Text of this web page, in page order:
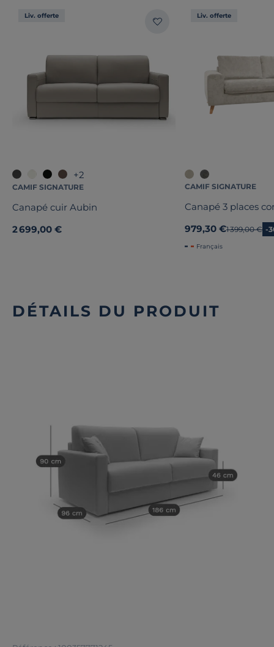
Liv. offerte
+2
CAMIF SIGNATURE
Canapé cuir Aubin
2 699,00 €
Liv. offerte
CAMIF SIGNATURE
Canapé 3 places
979,30 €Ancien prix
1 399,00 € -
Français
DÉTAILS DU PRODUIT